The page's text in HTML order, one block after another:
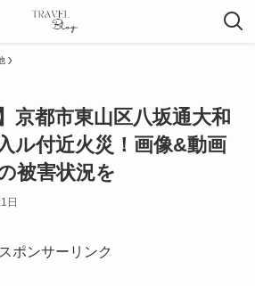
京都市東山区八坂通大和
ル付近火災！画像&動画
被害状況を
日
スポンサーリンク